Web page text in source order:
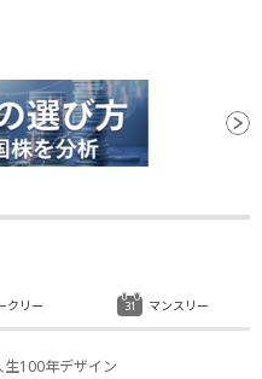
生100年デザイン
クリー マンスリー